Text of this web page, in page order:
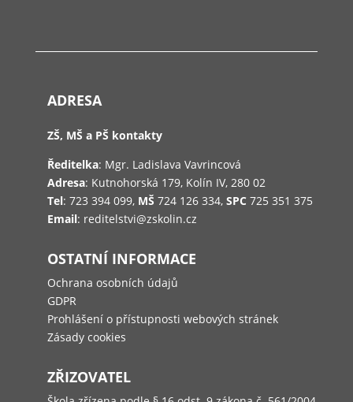
ADRESA
ZŠ, MŠ a PŠ kontakty
Ředitelka: Mgr. Ladislava Vavrincová
Adresa: Kutnohorská 179, Kolín IV, 280 02
Tel: 723 394 099, MŠ 724 126 334, SPC 725 351 375
Email: reditelstvi@zskolin.cz
OSTATNÍ INFORMACE
Ochrana osobních údajů
GDPR
Prohlášení o přístupnosti webových stránek
Zásady cookies
ZŘIZOVATEL